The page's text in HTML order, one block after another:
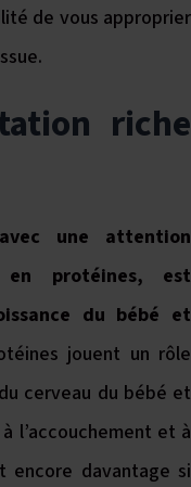
de vous approprier
riche
une attention
protéines, est
du bébé et
jouent un rôle
cerveau du bébé et
l’accouchement et à
encore davantage si